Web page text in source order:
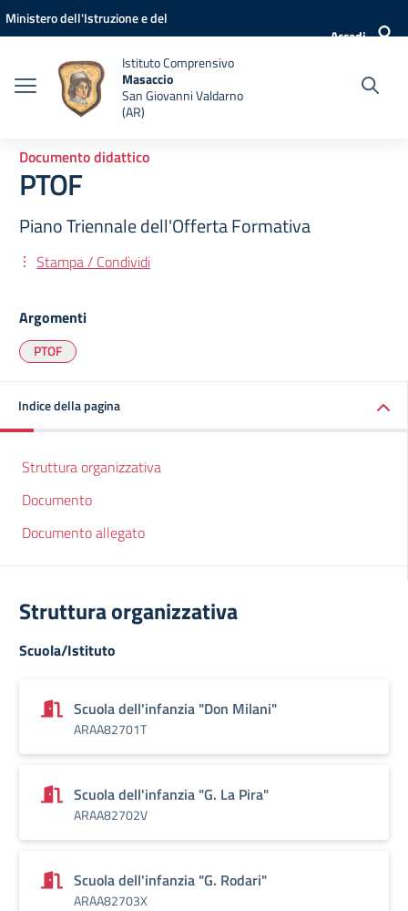
Vai ai contenuti
Vai al menu di navigazione
Vai al footer
Ministero dell'Istruzione e del
Accedi
Istituto Comprensivo
Masaccio
San Giovanni Valdarno
(AR)
Documento didattico
PTOF
Piano Triennale dell'Offerta Formativa
Stampa / Condividi
Argomenti
PTOF
Indice della pagina
Struttura organizzativa
Documento
Documento allegato
Struttura organizzativa
Scuola/Istituto
Scuola dell'infanzia "Don Milani"
ARAA82701T
Scuola dell'infanzia "G. La Pira"
ARAA82702V
Scuola dell'infanzia "G. Rodari"
ARAA82703X